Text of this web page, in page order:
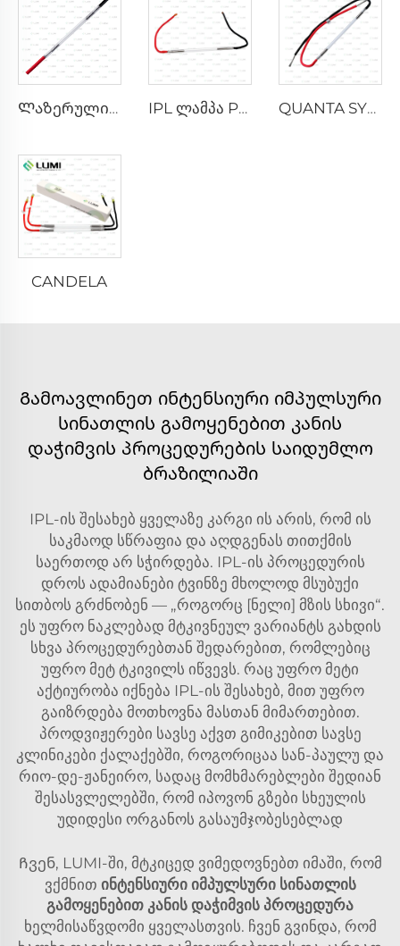
Ლაზერული ქენონის ლამპა L2021-7×65×130 მმ IPL ლამპა P2021-7×65×130 მმ QUANTA SYSTEM
CANDELA
Გამოავლინეთ ინტენსიური იმპულსური
სინათლის გამოყენებით კანის
დაჭიმვის პროცედურების საიდუმლო
ბრაზილიაში
IPL-ის შესახებ ყველაზე კარგი ის არის, რომ ის
საკმაოდ სწრაფია და აღდგენას თითქმის
საერთოდ არ სჭირდება. IPL-ის პროცედურის
დროს ადამიანები ტვინზე მხოლოდ მსუბუქი
სითბოს გრძნობენ — „როგორც [ნელი] მზის სხივი“.
ეს უფრო ნაკლებად მტკივნეულ ვარიანტს გახდის
სხვა პროცედურებთან შედარებით, რომლებიც
უფრო მეტ ტკივილს იწვევს. რაც უფრო მეტი
აქტიურობა იქნება IPL-ის შესახებ, მით უფრო
გაიზრდება მოთხოვნა მასთან მიმართებით.
პროდვიჟერები სავსე აქვთ გიმიკებით სავსე
კლინიკები ქალაქებში, როგორიცაა სან-პაულუ და
რიო-დე-ჟანეირო, სადაც მომხმარებლები შედიან
შესასვლელებში, რომ იპოვონ გზები სხეულის
უდიდესი ორგანოს გასაუმჯობესებლად
Ჩვენ, LUMI-ში, მტკიცედ ვიმედოვნებთ იმაში, რომ
ვქმნით ინტენსიური იმპულსური სინათლის
გამოყენებით კანის დაჭიმვის პროცედურა
ხელმისაწვდომი ყველასთვის. ჩვენ გვინდა, რომ